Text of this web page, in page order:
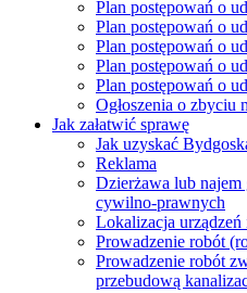
Plan postępowań o
Plan postępowań o
Plan postępowań o
Plan postępowań o
Plan postępowań o
Ogłoszenia o zbyciu
Jak załatwić sprawę
Jak uzyskać
Reklama
Dzierżawa lub
cywilno-prawnych
Lokalizacja urządzeń
Prowadzenie robót
Prowadzenie robót
przebudową